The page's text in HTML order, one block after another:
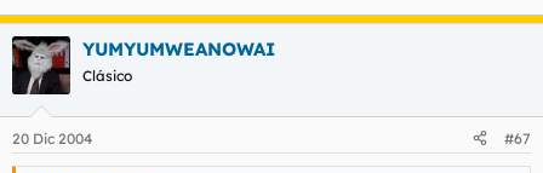
YUMYUMWEANOWAI
Clásico
20 Dic 2004 #67